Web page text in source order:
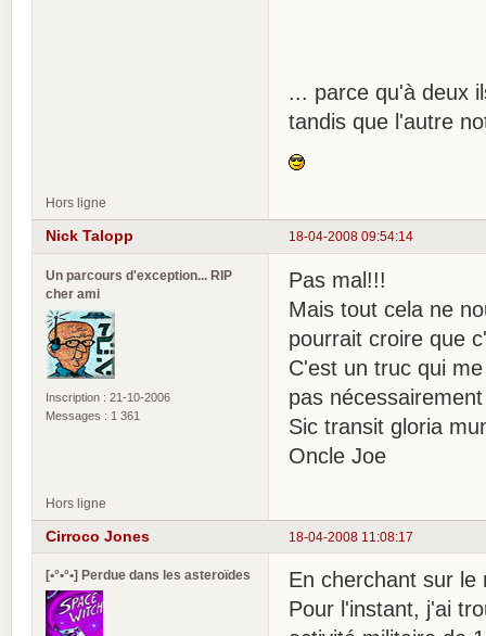
... parce qu'à deux
tandis que l'autre
Hors ligne
18-04-2008 09:54:14
Nick Talopp
Un parcours d'exception... RIP
cher ami
Inscription : 21-10-2006
Messages : 1 361
Pas mal!!!
Mais tout cela ne
pourrait croire que
C'est un truc qui
pas
Sic transit gloria
Oncle Joe
Hors ligne
18-04-2008 11:08:17
Cirroco Jones
[•°•°•] Perdue dans les asteroïdes
En cherchant sur
Pour l'instant, j'ai